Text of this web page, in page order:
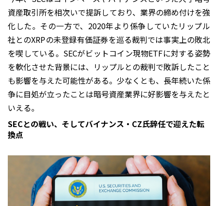
資産取引所を相次いで提訴しており、業界の締め付けを強
化した。その一方で、2020年より係争していたリップル
社とのXRPの未登録有価証券を巡る裁判では事実上の敗北
を喫している。SECがビットコイン現物ETFに対する姿勢
を軟化させた背景には、リップルとの裁判で敗訴したこと
も影響を与えた可能性がある。少なくとも、長年続いた係
争に目処が立ったことは暗号資産業界に好影響を与えたと
いえる。
SECとの戦い、そしてバイナンス・CZ氏辞任で迎えた転
換点